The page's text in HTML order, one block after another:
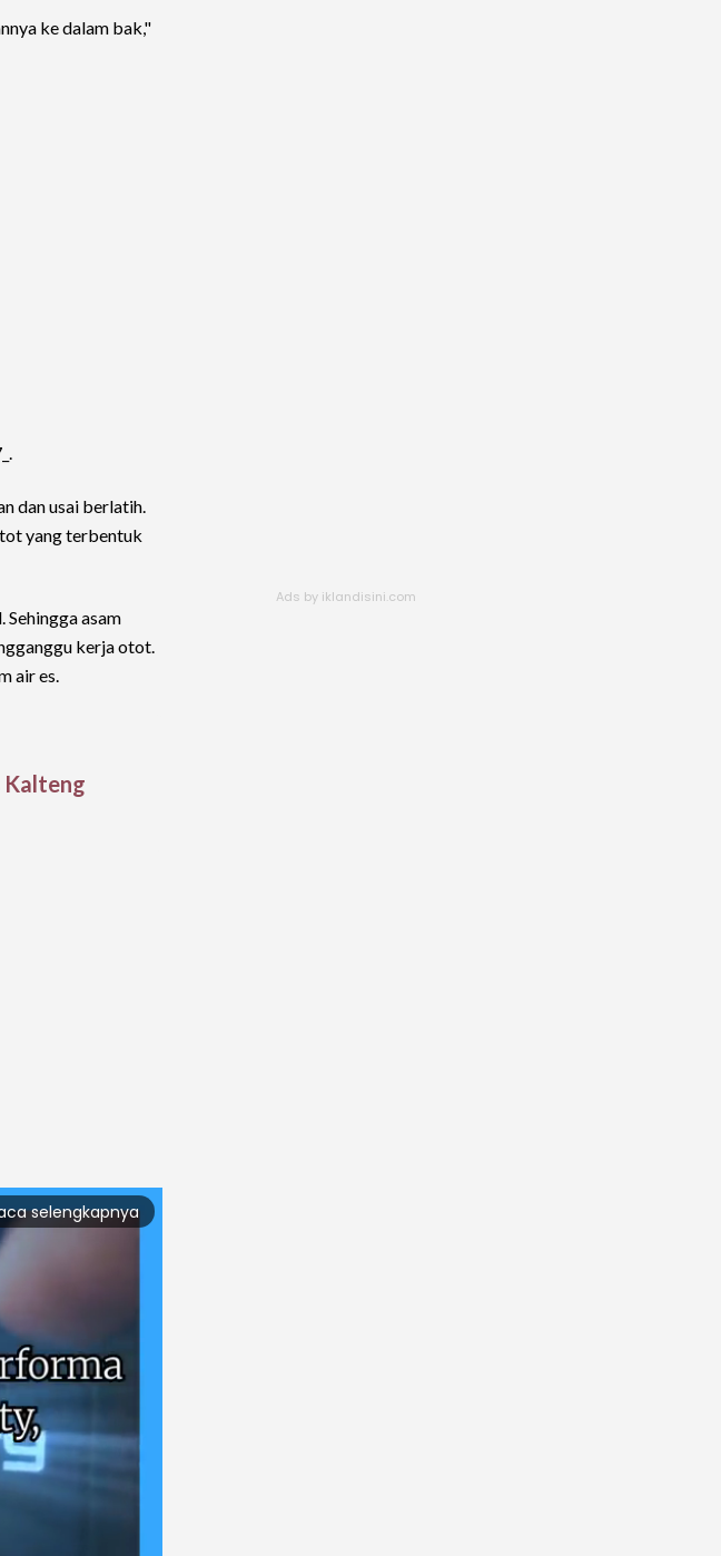
ke dalam bak,"
dan usai berlatih.
yang terbentuk
asam
kerja otot.
air es.
Kalteng
selengkapnya